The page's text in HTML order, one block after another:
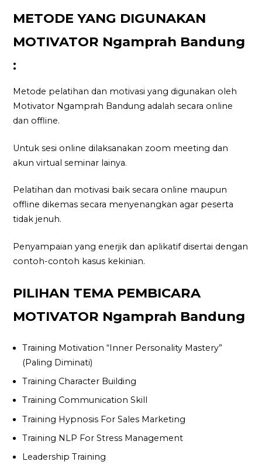
METODE YANG DIGUNAKAN
MOTIVATOR Ngamprah Bandung
:
Metode pelatihan dan motivasi yang digunakan oleh
Motivator Ngamprah Bandung adalah secara online
dan offline.
Untuk sesi online dilaksanakan zoom meeting dan
akun virtual seminar lainya.
Pelatihan dan motivasi baik secara online maupun
offline dikemas secara menyenangkan agar peserta
tidak jenuh.
Penyampaian yang enerjik dan aplikatif disertai dengan
contoh-contoh kasus kekinian.
PILIHAN TEMA PEMBICARA
MOTIVATOR Ngamprah Bandung
Training Motivation “Inner Personality Mastery”
(Paling Diminati)
Training Character Building
Training Communication Skill
Training Hypnosis For Sales Marketing
Training NLP For Stress Management
Leadership Training